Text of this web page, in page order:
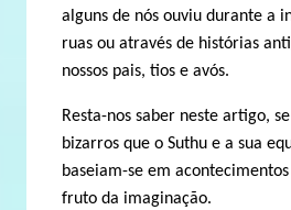
alguns de nós ouviu durante a
ruas ou através de histórias
nossos pais, tios e avós.
Resta-nos saber neste artigo,
bizarros que o Suthu e a sua
baseiam-se em
fruto da imaginação.